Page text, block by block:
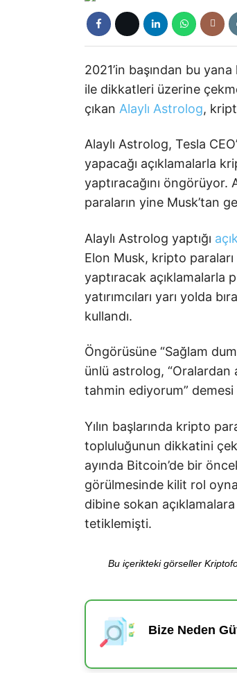
2021’in başından bu
ile dikkatleri üzerine
çıkan Alaylı Astrolog,
Alaylı Astrolog, Tesla
yapacağı açıklamalarla
yaptıracağını öngörüyor.
paraların yine Musk’tan
Alaylı Astrolog yaptığı
Elon Musk, kripto
yaptıracak açıklamalarla
yatırımcıları yarı yolda
kullandı.
Öngörüsüne “Sağlam
ünlü astrolog, “Oralardan
tahmin ediyorum”
Yılın başlarında kripto
topluluğunun dikkatini
ayında Bitcoin’de bir
görülmesinde kilit rol
dibine sokan
tetiklemişti.
Bu içerikteki görseller
Bize Neden